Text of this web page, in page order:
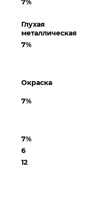
7%
Глухая
металлическая
7%
Окраска
7%
7%
6
12